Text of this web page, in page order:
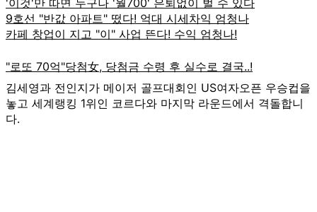
김세영과 전인지가 메이저 골프대회인 US여자오픈 우승컵을
놓고 세계랭킹 1위인 코르다와 마지막 라운드에서 격돌합니
다.